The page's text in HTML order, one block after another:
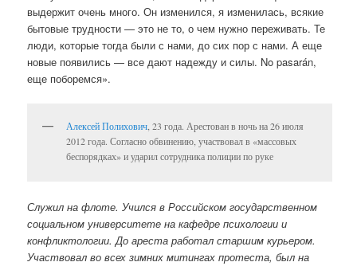
выдержит очень много. Он изменился, я изменилась, всякие
бытовые трудности — это не то, о чем нужно переживать. Те
люди, которые тогда были с нами, до сих пор с нами. А еще
новые появились — все дают надежду и силы. No pasarán,
еще поборемся».
Алексей Полихович, 23 года. Арестован в ночь на 26 июля
2012 года. Согласно обвинению, участвовал в «массовых
беспорядках» и ударил сотрудника полиции по руке
Служил на флоте. Учился в Российском государственном
социальном университете на кафедре психологии и
конфликтологии. До ареста работал старшим курьером.
Участвовал во всех зимних митингах протеста, был на